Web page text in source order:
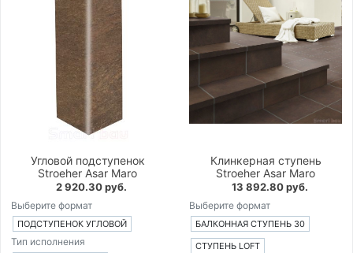
Угловой подступенок
Stroeher Asar Maro
2 920.30 руб.
Выберите формат
ПОДСТУПЕНОК УГЛОВОЙ
Тип исполнения
Клинкерная ступень
Stroeher Asar Maro
13 892.80 руб.
Выберите формат
БАЛКОННАЯ СТУПЕНЬ 30
СТУПЕНЬ LOFT